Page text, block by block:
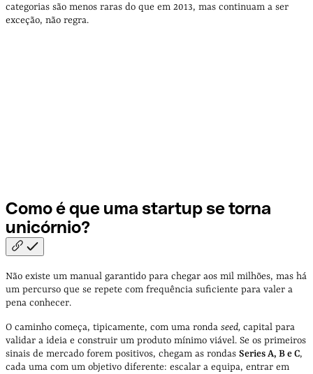
categorias são menos raras do que em 2013, mas continuam a ser
exceção, não regra.
Como é que uma startup se torna
unicórnio?
Não existe um manual garantido para chegar aos mil milhões, mas há
um percurso que se repete com frequência suficiente para valer a
pena conhecer.
O caminho começa, tipicamente, com uma ronda seed, capital para
validar a ideia e construir um produto mínimo viável. Se os primeiros
sinais de mercado forem positivos, chegam as rondas Series A, B e C,
cada uma com um objetivo diferente: escalar a equipa, entrar em